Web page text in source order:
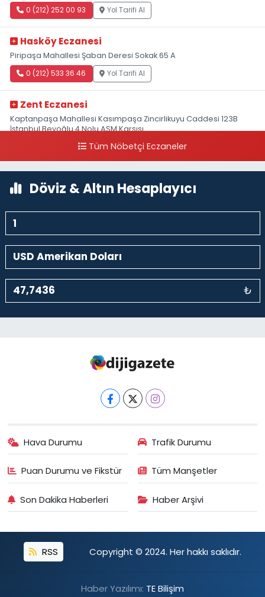
0 (212) 252 00 93 Yol Tarifi Al
Hasköy Eczanesi
Piripaşa Mahallesi Şaban Deresi Sokak 65 A
0 (212) 533 36 46 Yol Tarifi Al
Zent Eczanesi
Kaptanpaşa Mahallesi Kasımpaşa Zincirlikuyu Caddesi 123B
İstanbul Beyoğlu 4 Nolu ASM Karşısı
0 (212) 297 96 92 Yol Tarifi Al
Tüm Nöbetçi Eczaneler
Döviz & Altın Hesaplayıcı
₺
Hava Durumu Trafik Durumu
Puan Durumu ve Fikstür Tüm Manşetler
Son Dakika Haberleri Haber Arşivi
RSS Copyright © 2024. Her hakkı saklıdır.
Haber Yazılımı: TE Bilişim